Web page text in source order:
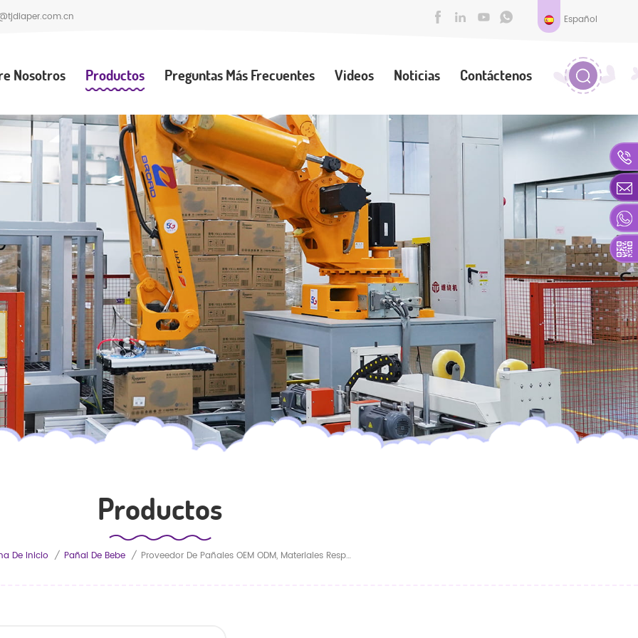
Español
Nosotros Productos Preguntas Más Frecuentes Videos Noticias Contáctenos
Productos
De Inicio / Pañal De Bebe / Proveedor De Pañales OEM ODM, Materiales Respetuosos Con La Piel, Pañales Desechables No Tóxicos Para Bebés.